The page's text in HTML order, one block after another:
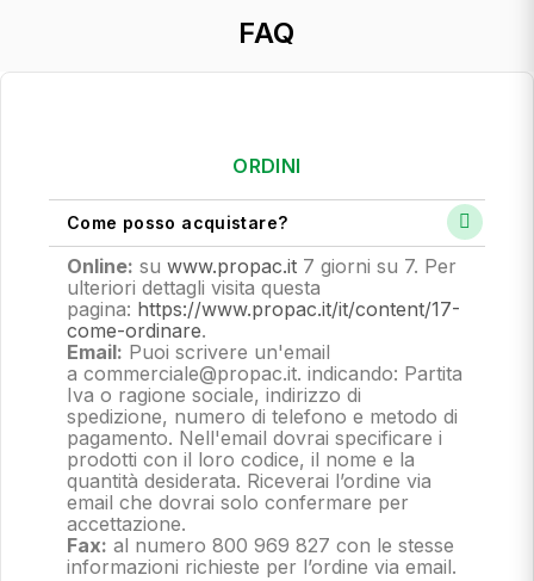
FAQ
ORDINI
Come posso acquistare?
Online: su www.propac.it 7 giorni su 7. Per
ulteriori dettagli visita questa
pagina: https://www.propac.it/it/content/17-
come-ordinare.
Email: Puoi scrivere un'email
a commerciale@propac.it. indicando: Partita
Iva o ragione sociale, indirizzo di
spedizione, numero di telefono e metodo di
pagamento. Nell'email dovrai specificare i
prodotti con il loro codice, il nome e la
quantità desiderata. Riceverai l’ordine via
email che dovrai solo confermare per
accettazione.
Fax: al numero 800 969 827 con le stesse
informazioni richieste per l’ordine via email.